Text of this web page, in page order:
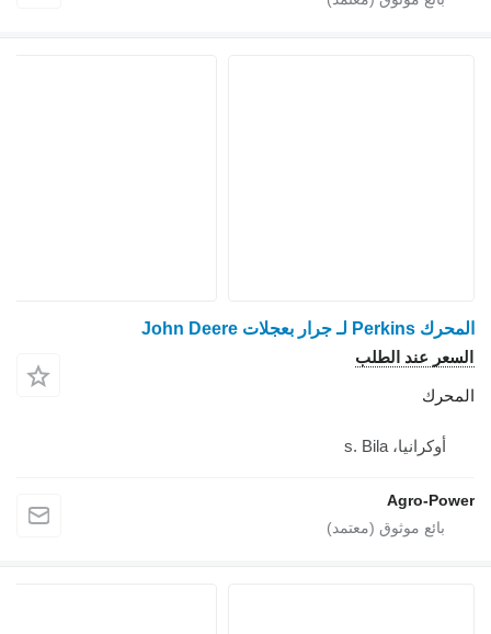
المحرك Perkins لـ جرار بعجلات John Deere
السعر عند الطلب
المحرك
أوكرانيا، s. Bila
Agro-Power